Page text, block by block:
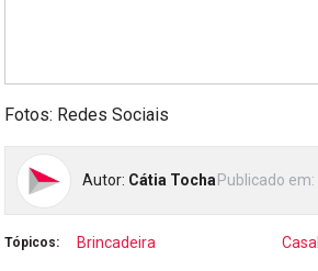
Fotos: Redes Sociais
Autor: Cátia Tocha Publicado em:
Tópicos: Brincadeira Casal